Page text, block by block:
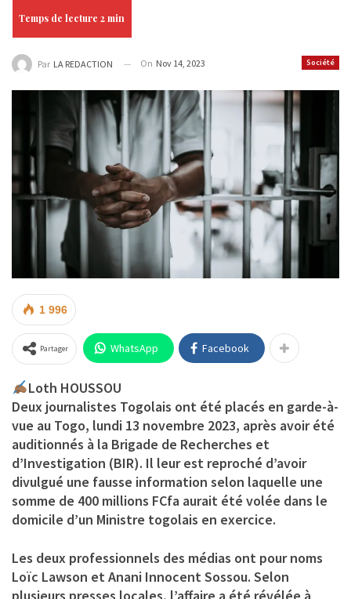
Société
Par LA REDACTION On Nov 14, 2023
1 996
Partager WhatsApp Facebook
Loth HOUSSOU
Deux journalistes Togolais ont été placés en garde-à-
vue au Togo, lundi 13 novembre 2023, après avoir été
auditionnés à la Brigade de Recherches et
d’Investigation (BIR). Il leur est reproché d’avoir
divulgué une fausse information selon laquelle une
somme de 400 millions FCfa aurait été volée dans le
domicile d’un Ministre togolais en exercice.
Les deux professionnels des médias ont pour noms
Loïc Lawson et Anani Innocent Sossou. Selon
plusieurs presses locales, l’affaire a été révélée à